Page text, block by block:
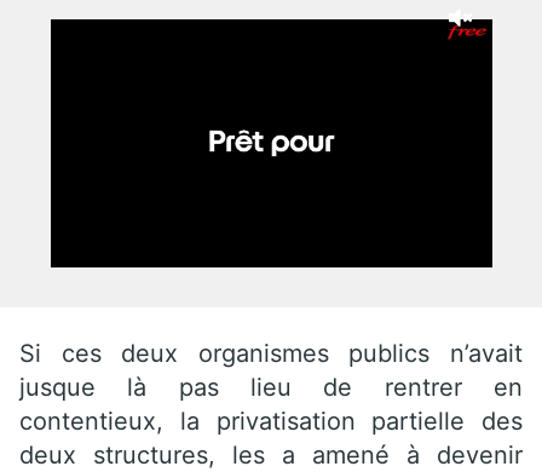
Si ces deux organismes publics n’avait
jusque là pas lieu de rentrer en
contentieux, la privatisation partielle des
deux structures, les a amené à devenir